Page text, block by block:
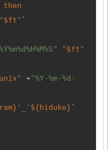
then
"$ft"
"$ft"
" +"%Y-%m-%d-
'_' ${hiduke}